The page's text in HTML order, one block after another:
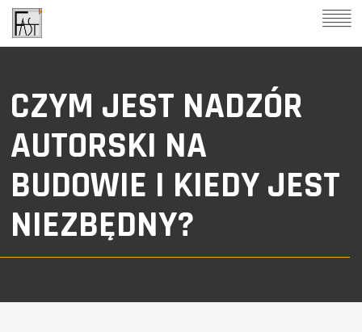
CZYM JEST NADZÓR
AUTORSKI NA
BUDOWIE I KIEDY JEST
NIEZBĘDNY?